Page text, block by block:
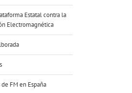
Estatal contra la
Electromagnética
FM en España